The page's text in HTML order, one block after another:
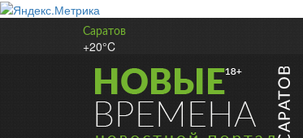
Саратов
+20°C